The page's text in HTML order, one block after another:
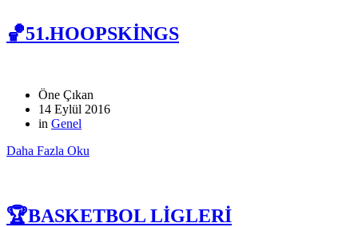
🏀51.HOOPSKİNGS
Öne Çıkan
14 Eylül 2016
in Genel
Daha Fazla Oku
🏆BASKETBOL LİGLERİ